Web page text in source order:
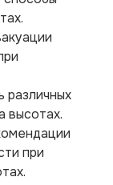
различных
высотах.
при